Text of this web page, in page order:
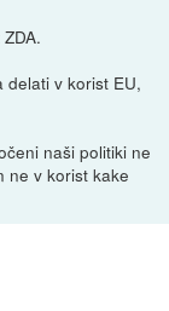
delati v korist EU,
naši politiki ne
ne v korist kake